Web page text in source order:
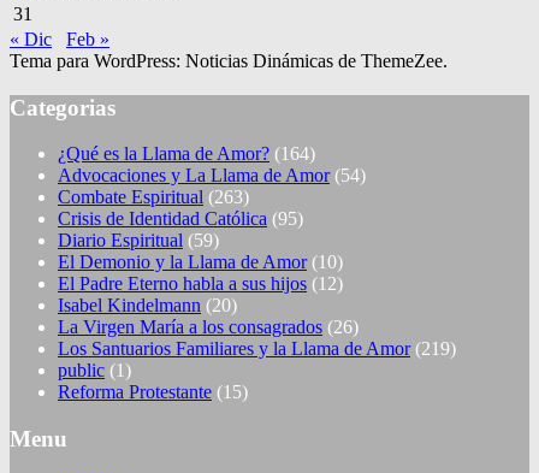
31
« Dic
Feb »
Tema para WordPress: Noticias Dinámicas de ThemeZee.
Categorias
¿Qué es la Llama de Amor? (164)
Advocaciones y La Llama de Amor(54)
Combate Espiritual (263)
Crisis de Identidad Católica (95)
Diario Espiritual (59)
El Demonio y la Llama de Amor(10)
El Padre Eterno habla a sus hijos (12)
Isabel Kindelmann (20)
La Virgen María a los consagrados (26)
Los Santuarios Familiares y la Llama de Amor(219)
public (1)
Reforma Protestante (15)
Menu